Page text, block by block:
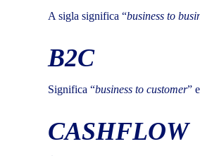
A sigla significa “business to
B2C
Significa “business to customer”
CASHFLOW